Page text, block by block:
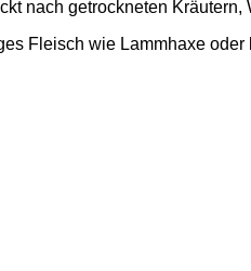
nach getrockneten Kräutern,
Fleisch wie Lammhaxe